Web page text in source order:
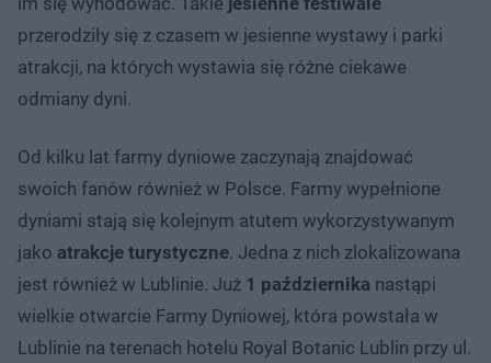
przerodziły się z czasem w jesienne wystawy i parki
atrakcji, na których wystawia się różne ciekawe
odmiany dyni.
Od kilku lat farmy dyniowe zaczynają znajdować
swoich fanów również w Polsce. Farmy wypełnione
dyniami stają się kolejnym atutem wykorzystywanym
jako atrakcje turystyczne. Jedna z nich zlokalizowana
jest również w Lublinie. Już 1 października nastąpi
wielkie otwarcie Farmy Dyniowej, która powstała w
Lublinie na terenach hotelu Royal Botanic Lublin przy ul.